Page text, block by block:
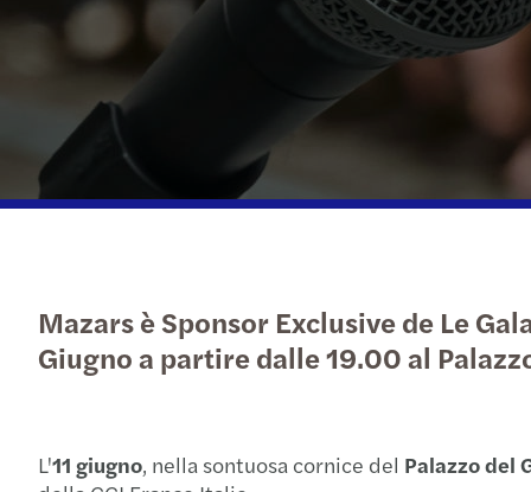
Mazars è Sponsor Exclusive de Le
Giugno a partire dalle 19.00 al
L'11 giugno, nella sontuosa cornice del Palazzo del